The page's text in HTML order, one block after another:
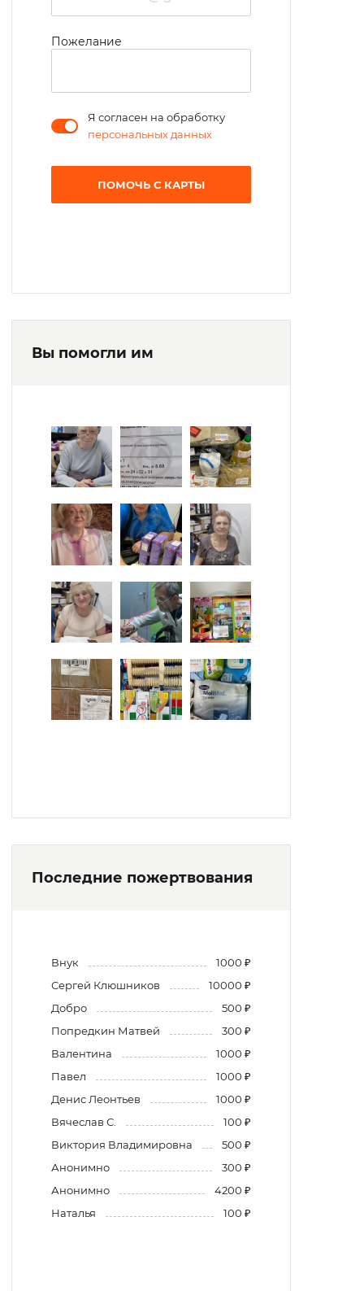
Пожелание
Я согласен на обработку
персональных данных
ПОМОЧЬ С КАРТЫ
Вы помогли им
Последние пожертвования
Внук
1000 ₽
Сергей Клюшников
10000 ₽
Добро
500 ₽
Попредкин Матвей
300 ₽
Валентина
1000 ₽
Павел
1000 ₽
Денис Леонтьев
1000 ₽
Вячеслав С.
100 ₽
Виктория Владимировна
500 ₽
Анонимно
300 ₽
Анонимно
4200 ₽
Наталья
100 ₽